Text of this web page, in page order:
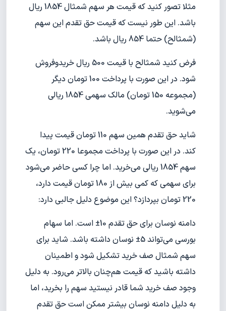
مثلا تصور کنید که قیمت هر سهم شمثال 1854 ریال
باشد. این طور نیست که قیمت حق تقدم این سهم
(شمثالح) حتما 854 ریال باشد.
فرض کنید شمثالح با قیمت 500 ریال خریدوفروش
شود. در این صورت با پرداخت 100 تومان دیگر
(مجموعه 150 تومان) مالک سهمی 1854 ریالی
می‌شوید.
شاید حق تقدم همین سهم 110 تومان قیمت پیدا
کند. در این صورت با پرداخت مجموعا 220 تومان، یک
سهم 1854 ریالی می‌خرید. اما چرا کسی حاضر می‌شود
برای سهمی که کمی بیش از 180 تومان قیمت دارد،
220 تومان بپردازد؟ این موضوع دلیل جالبی دارد:
دامنه نوسان برای حق تقدم 10± است. اما سهام
بورسی می‌تواند 5± نوسان داشته باشد. شاید برای
سهم شمثال صف خرید تشکیل شود و اطمینان
داشته باشید که قیمت هم‌چنان بالاتر می‌رود. به دلیل
وجود صف خرید شما قادر نیستید سهم را بخرید، اما
به دلیل دامنه نوسان بیشتر ممکن است حق تقدم